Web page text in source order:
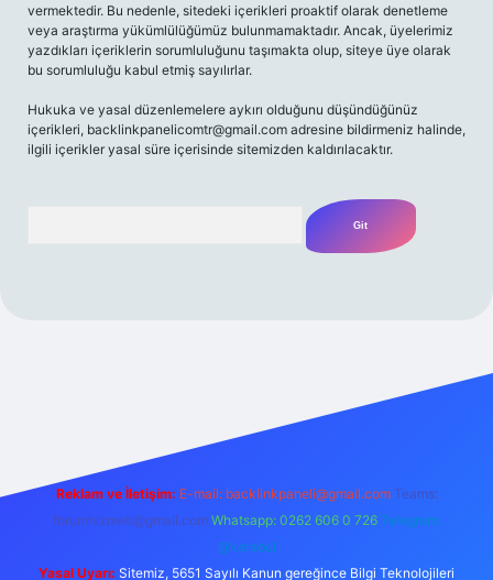
vermektedir. Bu nedenle, sitedeki içerikleri proaktif olarak denetleme
veya araştırma yükümlülüğümüz bulunmamaktadır. Ancak, üyelerimiz
yazdıkları içeriklerin sorumluluğunu taşımakta olup, siteye üye olarak
bu sorumluluğu kabul etmiş sayılırlar.
Hukuka ve yasal düzenlemelere aykırı olduğunu düşündüğünüz
içerikleri, backlinkpanelicomtr@gmail.com adresine bildirmeniz halinde,
ilgili içerikler yasal süre içerisinde sitemizden kaldırılacaktır.
m elexbet
Reklam ve İletişim: E-mail: backlinkpaneli@gmail.com Teams:
forumhizmeti@gmail.com Whatsapp: 0262 606 0 726 Telegram:
@karabul
Yasal Uyarı: Sitemiz, 5651 Sayılı Kanun gereğince Bilgi Teknolojileri